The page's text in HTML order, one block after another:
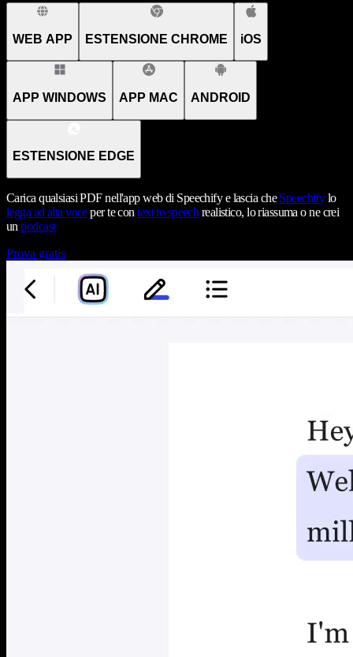
WEB APP ESTENSIONE CHROME iOS
APP WINDOWS APP MAC ANDROID
ESTENSIONE EDGE
Carica qualsiasi PDF nell'app web di Speechify e lascia cheSpeechifylo
legga ad alta voceper te context to speech realistico, lo riassuma o ne crei
unpodcast
Prova gratis